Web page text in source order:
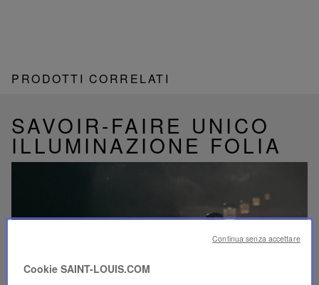
PRODOTTI CORRELATI
SAVOIR-FAIRE UNICO
ILLUMINAZIONE FOLIA
YouTube,
Cookie SAINT-LOUIS.COM
Continua senza accettare